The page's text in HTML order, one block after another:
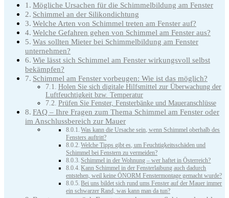
Mögliche Ursachen für die Schimmelbildung am Fenster
Schimmel an der Silikondichtung
Welche Arten von Schimmel treten am Fenster auf?
Welche Gefahren gehen von Schimmel am Fenster aus?
Was sollten Mieter bei Schimmelbildung am Fenster
unternehmen?
Wie lässt sich Schimmel am Fenster wirkungsvoll selbst
bekämpfen?
Schimmel am Fenster vorbeugen: Wie ist das möglich?
Holen Sie sich digitale Hilfsmittel zur Überwachung der
Luftfeuchtigkeit bzw. Temperatur
Prüfen Sie Fenster, Fensterbänke und Maueranschlüsse
FAQ – Ihre Fragen zum Thema Schimmel am Fenster oder
im Anschlussbereich zur Mauer
Was kann die Ursache sein, wenn Schimmel oberhalb des
Fensters auftritt?
Welche Tipps gibt es, um Feuchtigkeitsschäden und
Schimmel bei Fenstern zu vermeiden?
Schimmel in der Wohnung – wer haftet in Österreich?
Kann Schimmel in der Fensterlaibung auch dadurch
entstehen, weil keine ÖNORM Fenstermontage gemacht wurde?
Bei uns bildet sich rund ums Fenster auf der Mauer immer
ein schwarzer Rand, was kann man da tun?